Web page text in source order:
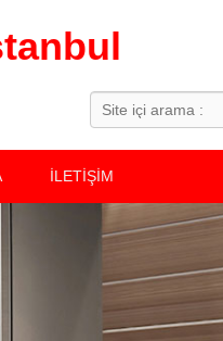
Search
İLETİŞİM